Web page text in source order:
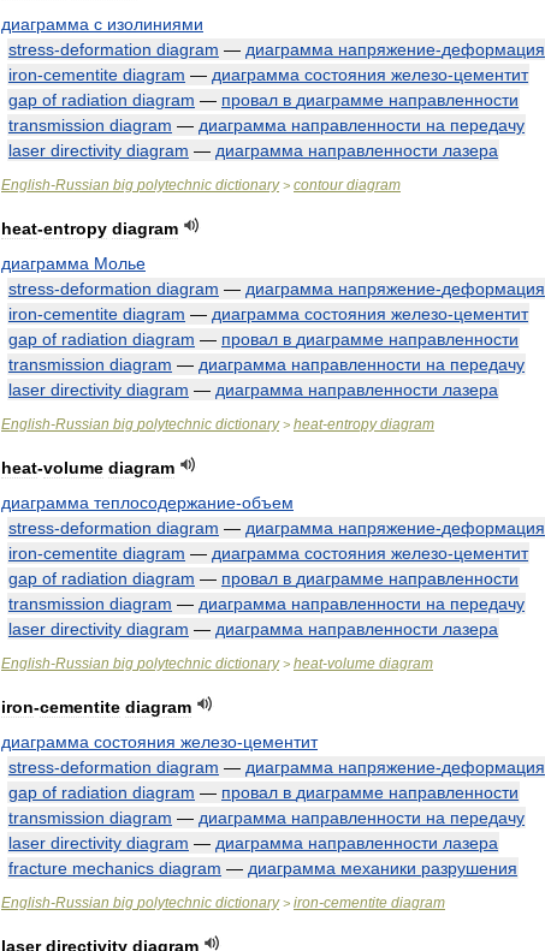
диаграмма с изолиниями
stress-deformation diagram — диаграмма напряжение-деформация
iron-cementite diagram — диаграмма состояния железо-цементит
gap of radiation diagram — провал в диаграмме направленности
transmission diagram — диаграмма направленности на передачу
laser directivity diagram — диаграмма направленности лазера
English-Russian big polytechnic dictionary> contour diagram
heat-entropy diagram
диаграмма Молье
stress-deformation diagram — диаграмма напряжение-деформация
iron-cementite diagram — диаграмма состояния железо-цементит
gap of radiation diagram — провал в диаграмме направленности
transmission diagram — диаграмма направленности на передачу
laser directivity diagram — диаграмма направленности лазера
English-Russian big polytechnic dictionary> heat-entropy diagram
heat-volume diagram
диаграмма теплосодержание-объем
stress-deformation diagram — диаграмма напряжение-деформация
iron-cementite diagram — диаграмма состояния железо-цементит
gap of radiation diagram — провал в диаграмме направленности
transmission diagram — диаграмма направленности на передачу
laser directivity diagram — диаграмма направленности лазера
English-Russian big polytechnic dictionary> heat-volume diagram
iron-cementite diagram
диаграмма состояния железо-цементит
stress-deformation diagram — диаграмма напряжение-деформация
gap of radiation diagram — провал в диаграмме направленности
transmission diagram — диаграмма направленности на передачу
laser directivity diagram — диаграмма направленности лазера
fracture mechanics diagram — диаграмма механики разрушения
English-Russian big polytechnic dictionary> iron-cementite diagram
laser directivity diagram